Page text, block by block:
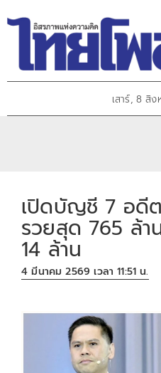
เสาร์, 8 สิ
เปิดบัญชี 7 อดี
รวยสุด 765 ล้
14 ล้าน
4 มีนาคม 2569 เวลา 11:51 น.